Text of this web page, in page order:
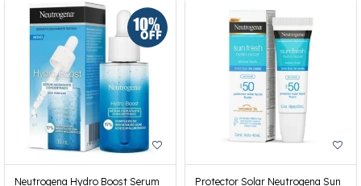
Neutrogena Hydro Boost Serum
Protector Solar Neutrogena Sun